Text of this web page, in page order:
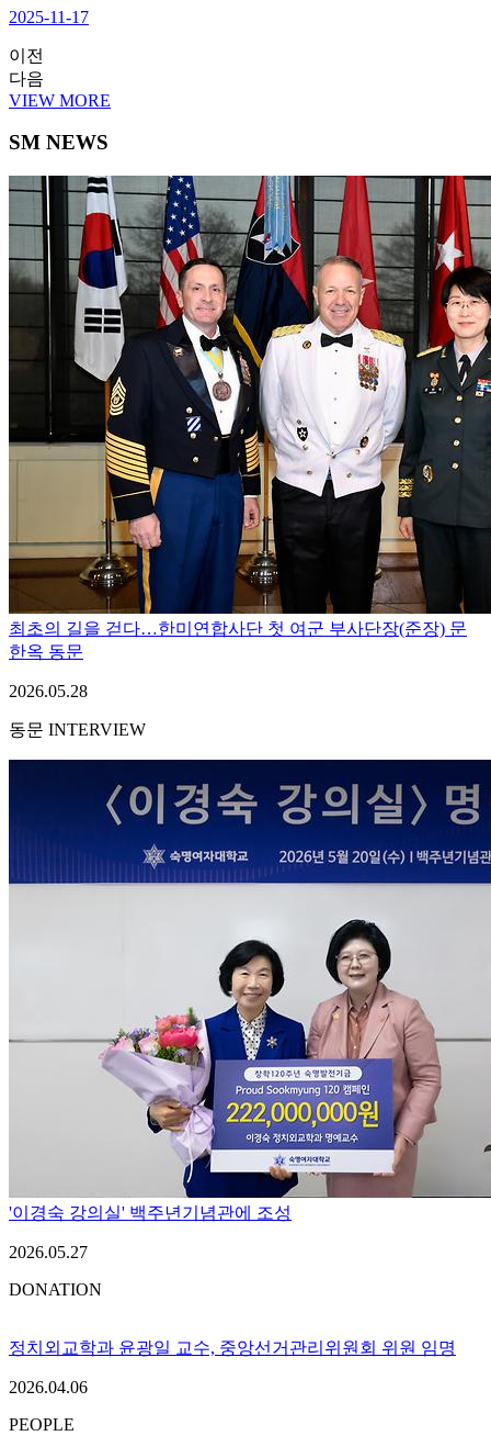
2025-11-17
이전
다음
VIEW MORE
SM NEWS
최초의 길을 걷다…한미연합사단 첫 여군 부사단장(준장) 문
한옥 동문
2026.05.28
동문 INTERVIEW
'이경숙 강의실' 백주년기념관에 조성
2026.05.27
DONATION
정치외교학과 윤광일 교수, 중앙선거관리위원회 위원 임명
2026.04.06
PEOPLE